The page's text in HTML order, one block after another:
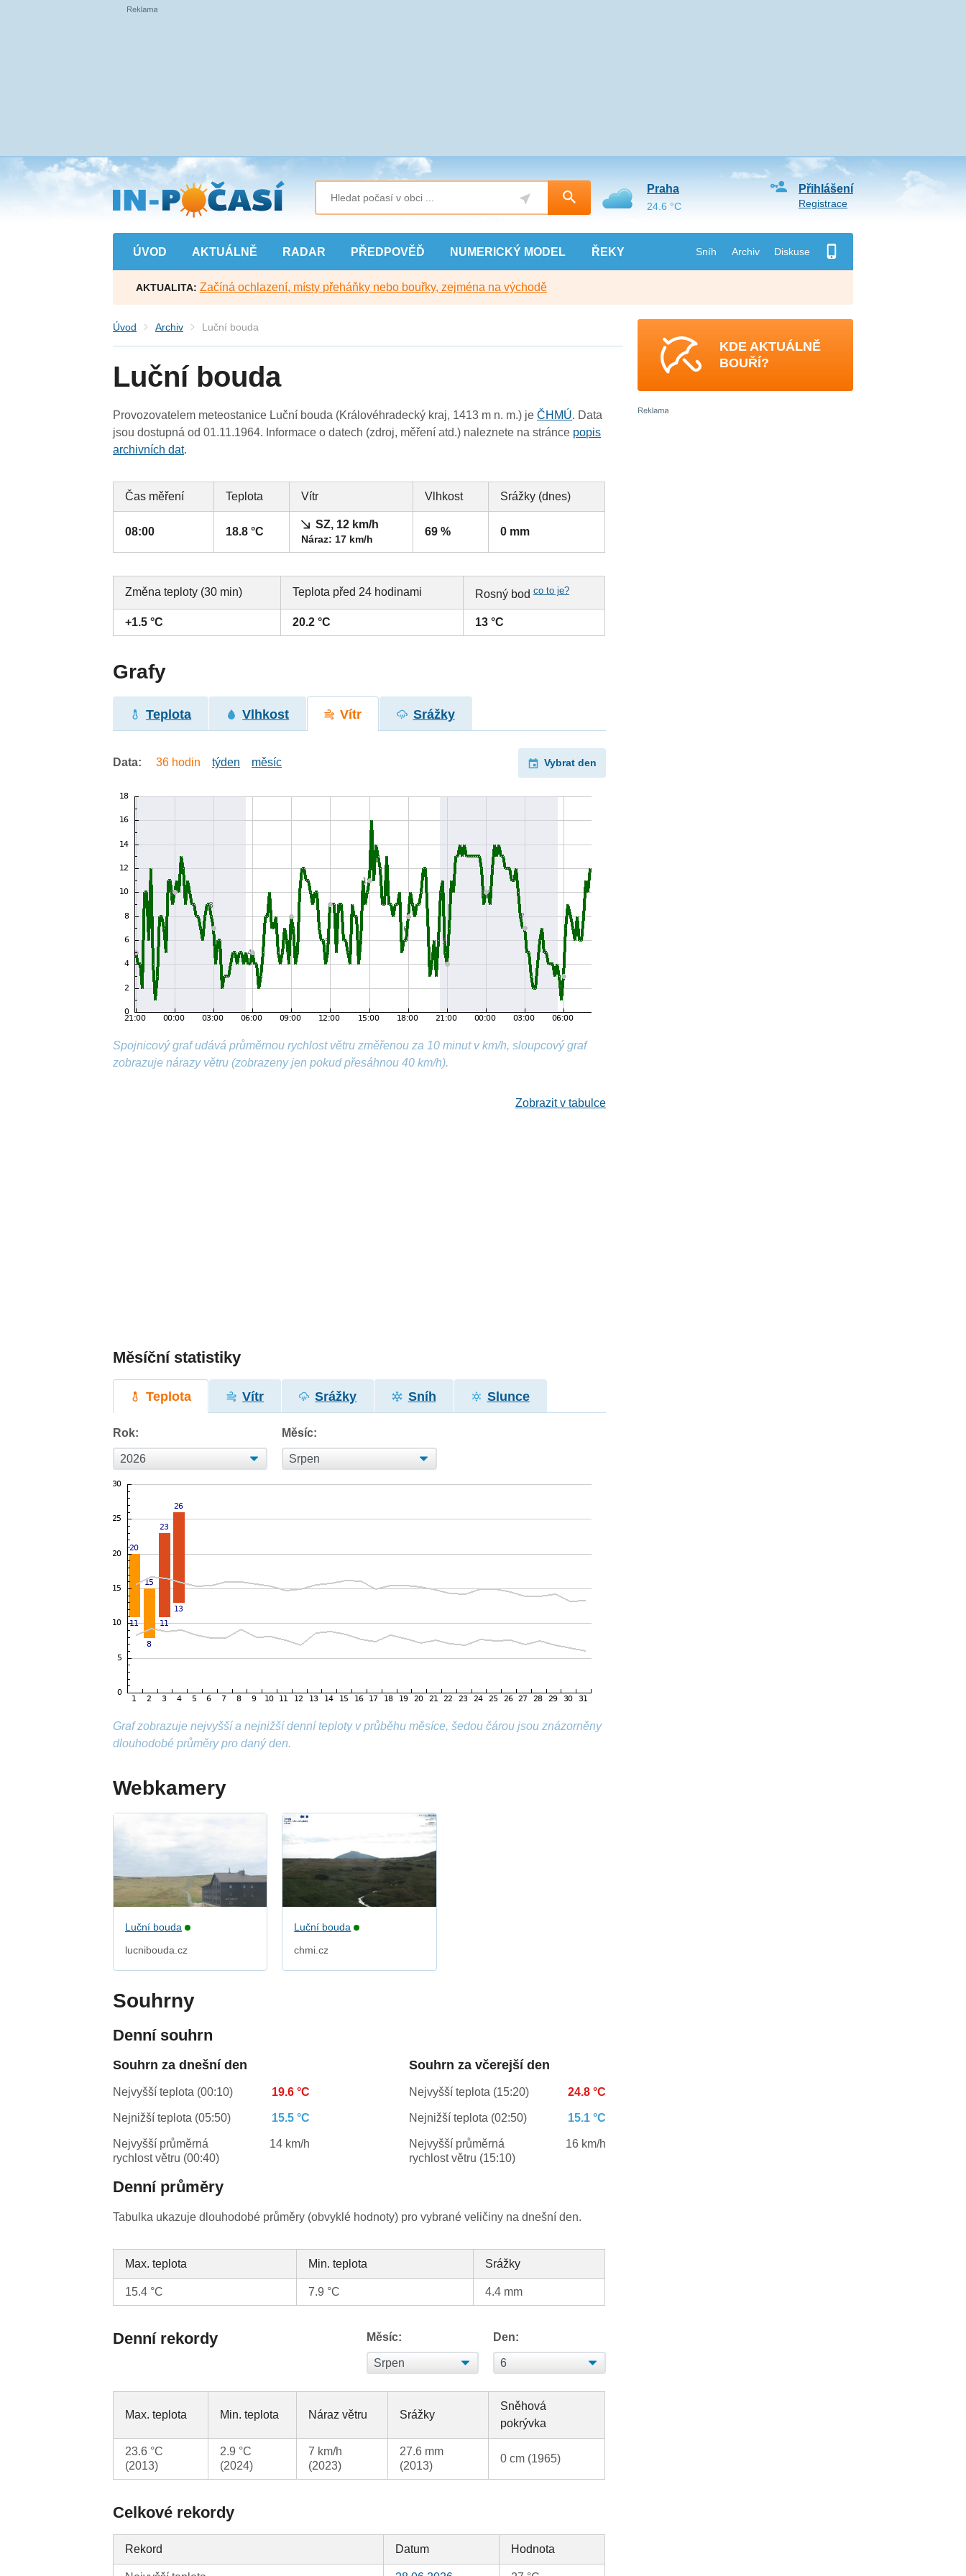
Přejít
na
hlavní
obsah
ÚVOD AKTUÁLNĚ RADAR PŘEDPOVĚĎ NUMERICKÝ MODEL ŘEKY Sníh Archiv Diskuse
Přihlášení
Registrace
Praha
24.6 °C
AKTUALITA: Začíná ochlazení, místy přeháňky nebo bouřky, zejména na východě
Úvod Archiv Luční bouda
Luční bouda
Provozovatelem meteostanice Luční bouda (Královéhradecký kraj, 1413 m n. m.) jeČHMÚ. Data
jsou dostupná od 01.11.1964. Informace o datech (zdroj, měření atd.) naleznete na stránce popis
archivních dat.
Čas měření Teplota Vítr Vlhkost Srážky (dnes)
08:00 18.8 °C
SZ, 12 km/h
Náraz: 17 km/h
69 % 0 mm
Změna teploty (30 min) Teplota před 24 hodinami Rosný bodco to je?
+1.5 °C 20.2 °C 13 °C
Grafy
Teplota Vlhkost Vítr Srážky
Data: 36 hodin týden měsíc Vybrat den
Spojnicový graf udává průměrnou rychlost větru změřenou za 10 minut v km/h, sloupcový graf
zobrazuje nárazy větru (zobrazeny jen pokud přesáhnou 40 km/h).
Zobrazit v tabulce
Měsíční statistiky
Teplota Vítr Srážky Sníh Slunce
Rok: Měsíc:
Graf zobrazuje nejvyšší a nejnižší denní teploty v průběhu měsíce, šedou čárou jsou znázorněny
dlouhodobé průměry pro daný den.
Webkamery
Luční bouda
lucnibouda.cz
Luční bouda
chmi.cz
Souhrny
Denní souhrn
Souhrn za dnešní den
Nejvyšší teplota (00:10) 19.6 °C
Nejnižší teplota (05:50) 15.5 °C
Nejvyšší průměrná
rychlost větru (00:40)
14 km/h
Souhrn za včerejší den
Nejvyšší teplota (15:20) 24.8 °C
Nejnižší teplota (02:50) 15.1 °C
Nejvyšší průměrná
rychlost větru (15:10)
16 km/h
Denní průměry
Tabulka ukazuje dlouhodobé průměry (obvyklé hodnoty) pro vybrané veličiny na dnešní den.
Max. teplota Min. teplota Srážky
15.4 °C 7.9 °C 4.4 mm
Denní rekordy Měsíc: Den:
Max. teplota Min. teplota Náraz větru Srážky
Sněhová
pokrývka
23.6 °C
(2013)
2.9 °C
(2024)
7 km/h
(2023)
27.6 mm
(2013)
0 cm (1965)
Celkové rekordy
Rekord Datum Hodnota
KDE AKTUÁLNĚ
BOUŘÍ?